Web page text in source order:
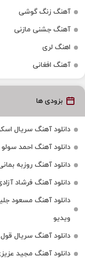
آهنگ زنگ گوشی
آهنگ جشنی مازنی
اهنگ لری
آهنگ افغانی
بزودی ها
دانلود آهنگ سریال اسکویید گیم 3
دانلود آهنگ احمد
دانلود آهنگ روزبه
دانلود آهنگ فرشاد
ویدیو
دانلود آهنگ سریال
دانلود آهنگ مجید